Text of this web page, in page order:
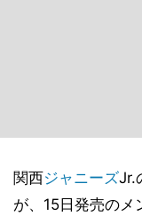
関西ジャニーズJr.
が、15日発売のメ